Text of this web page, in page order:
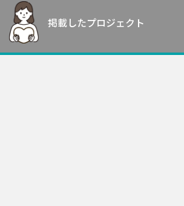
沖縄
掲載したプロジェクト